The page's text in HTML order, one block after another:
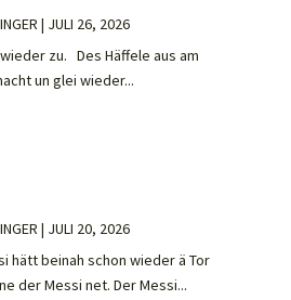
| JULI 26, 2026
zu. Des Häffele aus am
un glei wieder...
| JULI 20, 2026
hätt beinah schon wieder ä Tor
der Messi net. Der Messi...